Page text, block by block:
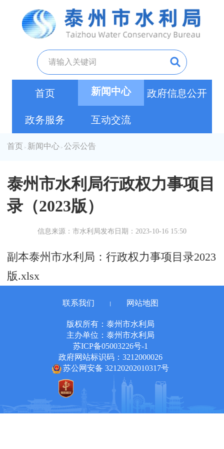
首页 新闻中心 政府信息公开
政务服务 互动交流
首页 > 新闻中心 >公示公告
泰州市水利局行政权力事项目
录（2023版）
信息来源：市水利局发布日期：2023-10-16 15:50
副本泰州市水利局：行政权力事项目录2023
版.xlsx
联系我们 网站地图
版权所有：泰州市水利局
主办单位：泰州市水利局
苏ICP备05003226号-1
政府网站标识码：3212000026
苏公网安备 32120202010317号